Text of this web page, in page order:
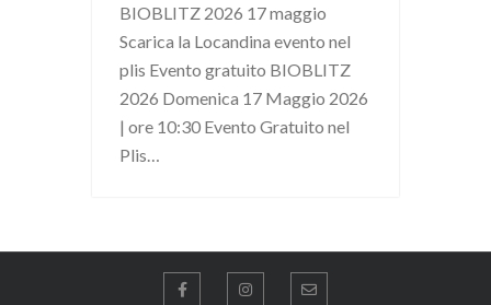
BIOBLITZ 2026 17 maggio
Scarica la Locandina evento nel
plis Evento gratuito BIOBLITZ
2026 Domenica 17 Maggio 2026
| ore 10:30 Evento Gratuito nel
Plis…